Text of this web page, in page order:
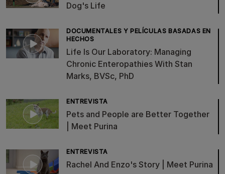
Dog's Life
DOCUMENTALES Y PELÍCULAS BASADAS EN
HECHOS
Life Is Our Laboratory: Managing
Chronic Enteropathies With Stan
Marks, BVSc, PhD
ENTREVISTA
Pets and People are Better Together
| Meet Purina
ENTREVISTA
Rachel And Enzo's Story | Meet Purina